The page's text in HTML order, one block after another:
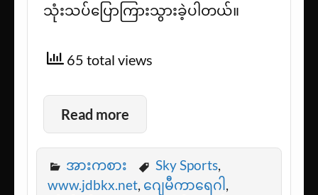
သုံးသပ်ပြောကြားသွားခဲ့ပါတယ်။
65 total views
Read more
အားကစား Sky Sports,
www.jdbkx.net ဂျေမီကာရေဂါ